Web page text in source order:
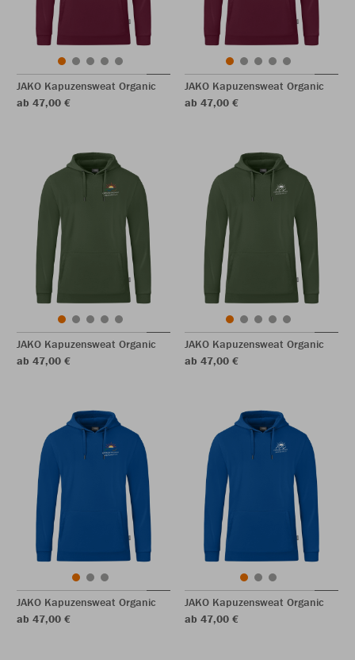
JAKO Kapuzensweat Organic
ab 47,00 €
JAKO Kapuzensweat Organic
ab 47,00 €
JAKO Kapuzensweat Organic
ab 47,00 €
JAKO Kapuzensweat Organic
ab 47,00 €
JAKO Kapuzensweat Organic
ab 47,00 €
JAKO Kapuzensweat Organic
ab 47,00 €